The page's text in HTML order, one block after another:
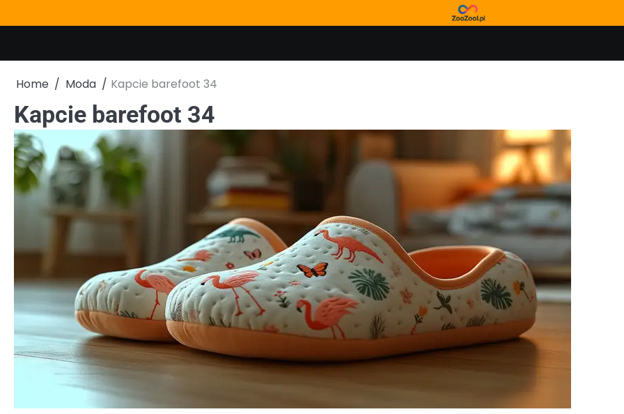
to
Home Moda Kapcie barefoot 34
Kapcie barefoot 34